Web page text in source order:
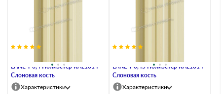
LАNE-T 0,4 Полиэстер RAL1014
Слоновая кость
Характеристики
LАNE-T 0,45 Полиэстер RAL1014
Слоновая кость
Характеристики